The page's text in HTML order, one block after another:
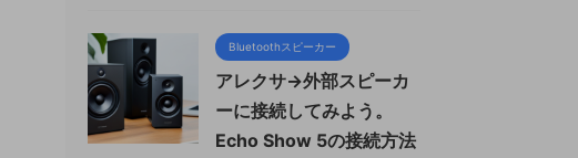
Bluetoothスピーカー
アレクサ→外部スピーカ
ーに接続してみよう。
Echo Show 5の接続方法